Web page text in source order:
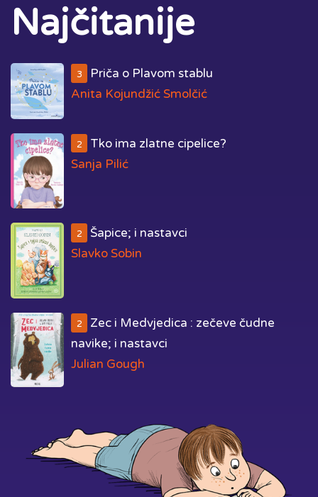
Najčitanije
3
Priča o Plavom stablu
Anita Kojundžić Smolčić
2
Tko ima zlatne cipelice?
Sanja Pilić
2
Šapice; i nastavci
Slavko Sobin
2
Zec i Medvjedica : zečeve čudne
navike; i nastavci
Julian Gough